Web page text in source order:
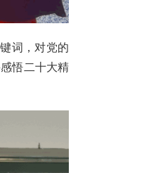
词，对党的
悟二十大精